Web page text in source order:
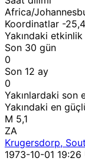
Africa/
Koordinatlar -
Yakındaki
Son 30 gün
0
Son 12 ay
0
Yakınlardaki son
Yakındaki en
M 5,1
ZA
Krugersdorp,
1973-10-01 19:26